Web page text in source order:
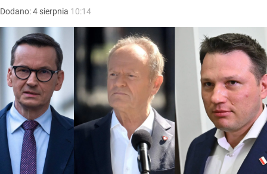
Dodano:4 sierpnia 10:14